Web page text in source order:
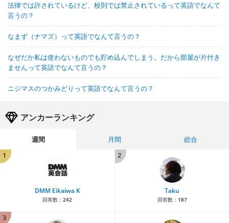
法律では許されているけど、校則では禁止されているって英語でなんて
言うの？
なまず（ナマズ）って英語でなんて言うの？
なぜだか私は使わないものでも貯め込んでしまう。だから部屋が片付き
ませんって英語でなんて言うの？
ニジマスのつかみどりって英語でなんて言うの？
アンカーランキング
週間 月間
総合
1
DMM Eikaiwa K
回答数： 242
2
Taku
回答数： 187
3